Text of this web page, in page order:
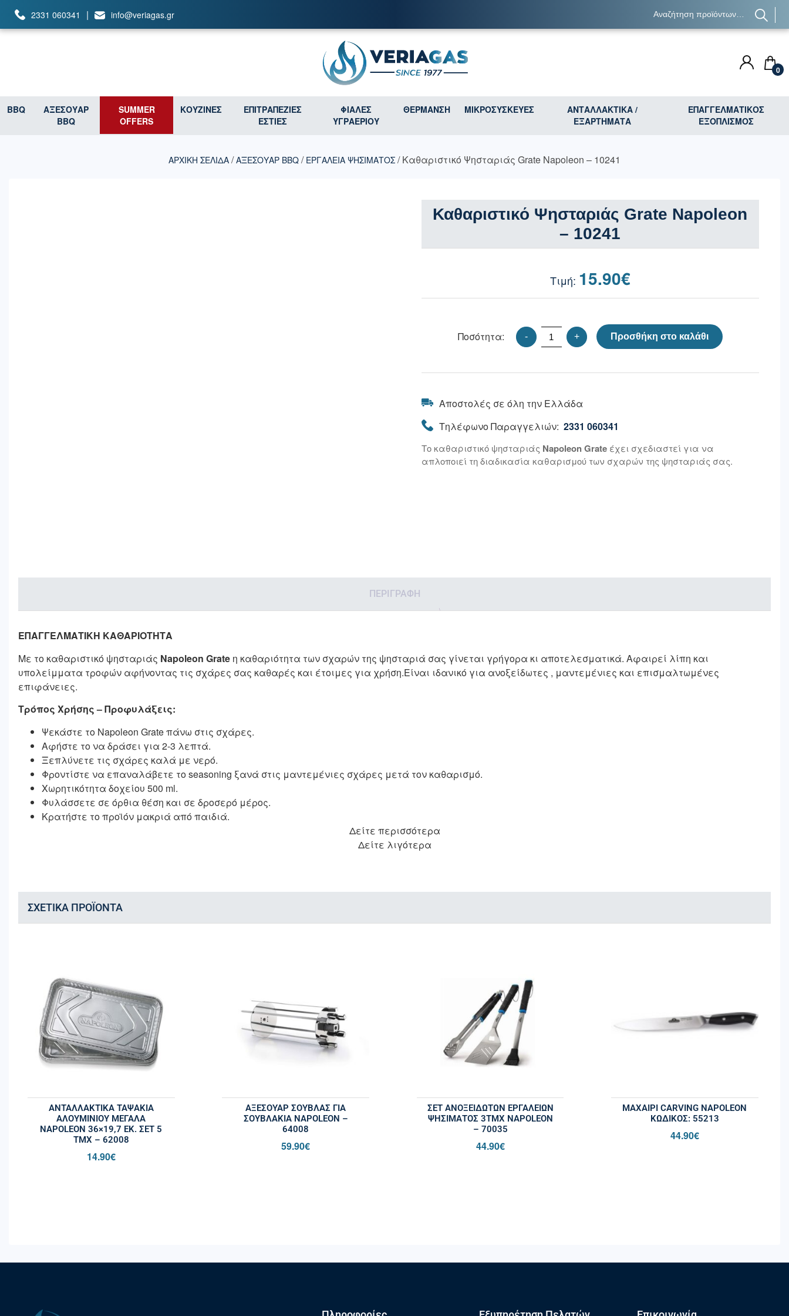
2331 060341 | info@veriagas.gr
0
BBQ
ΑΞΕΣΟΥΑΡ
BBQ
SUMMER
OFFERS
ΚΟΥΖΙΝΕΣ
ΕΠΙΤΡΑΠΕΖΙΕΣ
ΕΣΤΙΕΣ
ΦΙΑΛΕΣ
ΥΓΡΑΕΡΙΟΥ
ΘΕΡΜΑΝΣΗ ΜΙΚΡΟΣΥΣΚΕΥΕΣ
ΑΝΤΑΛΛΑΚΤΙΚΑ /
ΕΞΑΡΤΗΜΑΤΑ
ΕΠΑΓΓΕΛΜΑΤΙΚΟΣ
ΕΞΟΠΛΙΣΜΟΣ
ΑΡΧΙΚΉ ΣΕΛΊΔΑ /ΑΞΕΣΟΥΑΡ BBQ / ΕΡΓΑΛΕΙΑ ΨΗΣΙΜΑΤΟΣ / Καθαριστικό Ψησταριάς Grate Napoleon – 10241
Καθαριστικό Ψησταριάς Grate Napoleon
– 10241
15.90€
Ποσότητα: - + Προσθήκη στο καλάθι
Αποστολές σε όλη την Ελλάδα
Τηλέφωνο Παραγγελιών: 2331 060341
Το καθαριστικό ψησταριάς Napoleon Grateέχει σχεδιαστεί για να
απλοποιεί τη διαδικασία καθαρισμού των σχαρών της ψησταριάς σας.
ΠΕΡΙΓΡΑΦΉ
ΕΠΑΓΓΕΛΜΑΤΙΚΗ ΚΑΘΑΡΙΟΤΗΤΑ
Με το καθαριστικό ψησταριάς Napoleon Grate η καθαριότητα των σχαρών της ψησταριά σας γίνεται γρήγορα κι αποτελεσματικά. Αφαιρεί λίπη και
υπολείμματα τροφών αφήνοντας τις σχάρες σας καθαρές και έτοιμες για χρήση.Είναι ιδανικό για ανοξείδωτες , μαντεμένιες και επισμαλτωμένες
επιφάνειες.
Τρόπος Χρήσης – Προφυλάξεις:
Ψεκάστε το Napoleon Grate πάνω στις σχάρες.
Αφήστε το να δράσει για 2-3 λεπτά.
Ξεπλύνετε τις σχάρες καλά με νερό.
Φροντίστε να επαναλάβετε το seasoning ξανά στις μαντεμένιες σχάρες μετά τον καθαρισμό.
Χωρητικότητα δοχείου 500 ml.
Φυλάσσετε σε όρθια θέση και σε δροσερό μέρος.
Κρατήστε το προϊόν μακριά από παιδιά.
Δείτε περισσότερα
Δείτε λιγότερα
ΣΧΕΤΙΚΆ ΠΡΟΪΌΝΤΑ
ΑΝΤΑΛΛΑΚΤΙΚΆ ΤΑΨΆΚΙΑ
ΑΛΟΥΜΙΝΊΟΥ ΜΕΓΆΛΑ
NAPOLEON 36×19,7 ΕΚ. ΣΕΤ 5
ΤΜΧ – 62008
14.90€
ΑΞΕΣΟΥΆΡ ΣΟΎΒΛΑΣ ΓΙΑ
ΣΟΥΒΛΆΚΙΑ NAPOLEON –
64008
59.90€
ΣΕΤ ΑΝΟΞΕΊΔΩΤΩΝ ΕΡΓΑΛΕΊΩΝ
ΨΗΣΊΜΑΤΟΣ 3ΤΜΧ NAPOLEON
– 70035
44.90€
ΜΑΧΑΊΡΙ CARVING NAPOLEON
ΚΩΔΙΚΌΣ: 55213
44.90€